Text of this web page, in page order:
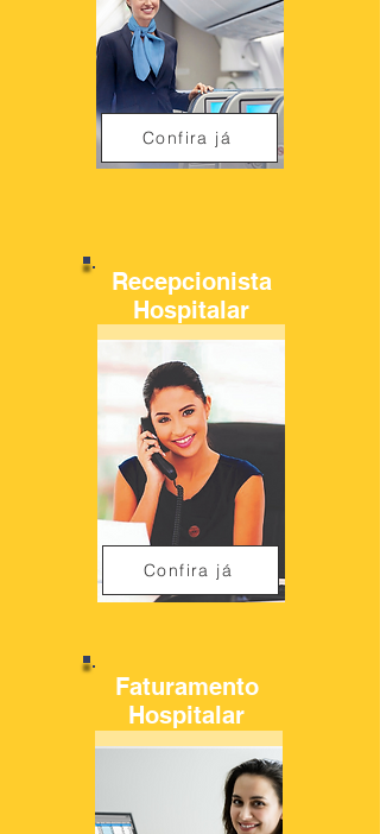
Confira já
Recepcionista
Hospitalar
Confira já
Faturamento
Hospitalar